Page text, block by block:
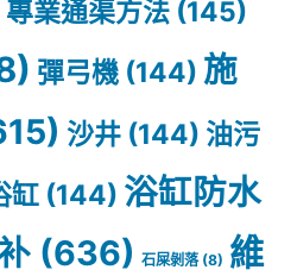
專業通渠方法 (145)
彈弓機 (144) 施
沙井 (144) 油污
缸 (144) 浴缸防水
(636) 石屎剝落(8) 維